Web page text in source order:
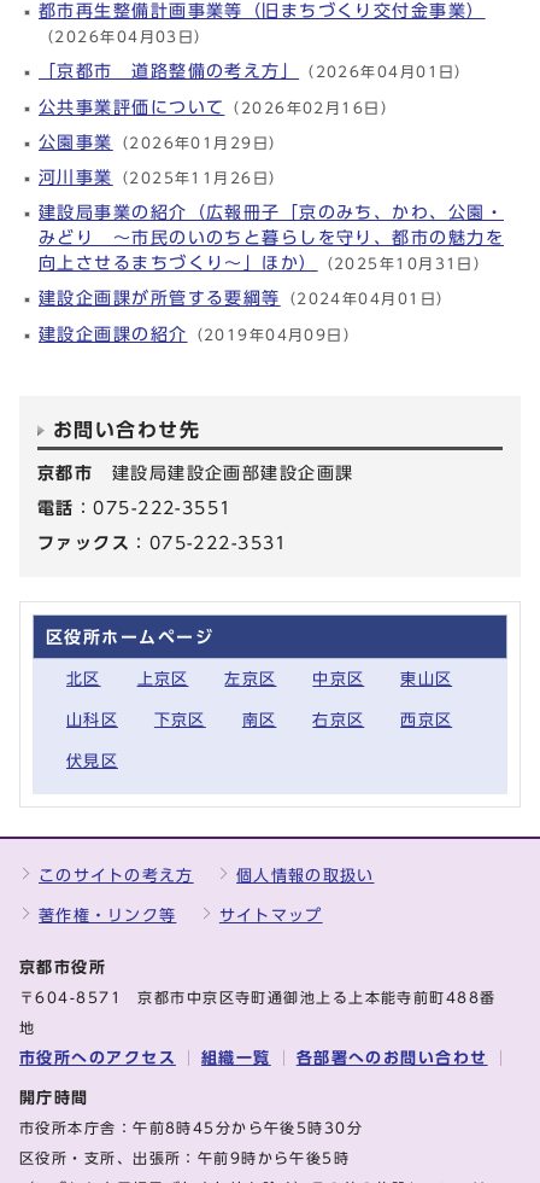
都市再生整備計画事業等（旧まちづくり交付金事業）
（2026年04月03日）
「京都市 道路整備の考え方」 （2026年04月01日）
公共事業評価について （2026年02月16日）
公園事業 （2026年01月29日）
河川事業 （2025年11月26日）
建設局事業の紹介（広報冊子「京のみち、かわ、公園・
みどり ～市民のいのちと暮らしを守り、都市の魅力を
向上させるまちづくり～」ほか）
（2025年10月31日）
建設企画課が所管する要綱等 （2024年04月01日）
建設企画課の紹介 （2019年04月09日）
お問い合わせ先
京都市 建設局建設企画部建設企画課
電話 ：075-222-3551
ファックス ：075-222-3531
区役所ホームページ
北区 上京区 左京区 中京区 東山区
山科区 下京区 南区 右京区 西京区
伏見区
このサイトの考え方 個人情報の取扱い
著作権・リンク等 サイトマップ
京都市役所
〒604-8571 京都市中京区寺町通御池上る上本能寺前町488番
地
市役所へのアクセス 組織一覧 各部署へのお問い合わせ
開庁時間
市役所本庁舎：午前8時45分から午後5時30分
区役所・支所、出張所：午前9時から午後5時